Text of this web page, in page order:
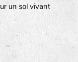
un sol vivant